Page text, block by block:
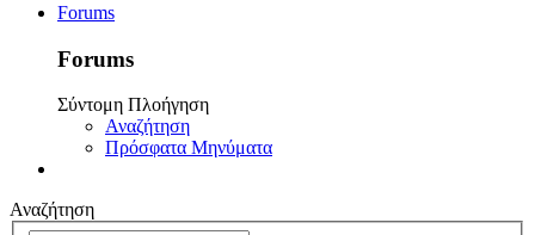
Forums
Forums
Σύντομη Πλοήγηση
Αναζήτηση
Πρόσφατα Μηνύματα
Αναζήτηση